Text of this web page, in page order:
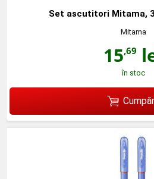
Set ascutitori Mitama,
Mitama
15,69
în stoc